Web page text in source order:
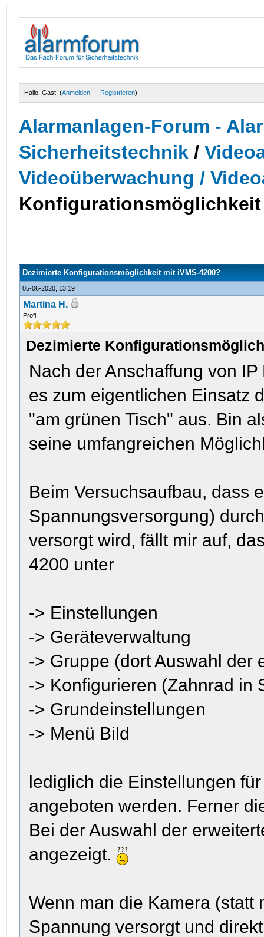
Hallo, Gast! (Anmelden — Registrieren)
Alarmanlagen-Forum -
Sicherheitstechnik /
Videoüberwachung /
Konfigurationsmöglichkeit
Dezimierte Konfigurationsmöglichkeit mit iVMS-4200?
05-06-2020, 13:19
Martina H.
Profi
Dezimierte
Nach der Anschaffung von
es zum eigentlichen Einsatz
"am grünen Tisch" aus. Bin
seine umfangreichen
Beim Versuchsaufbau, dass
Spannungsversorgung)
versorgt wird, fällt mir auf,
4200 unter
-> Einstellungen
-> Geräteverwaltung
-> Gruppe (dort Auswahl der
-> Konfigurieren (Zahnrad in
-> Grundeinstellungen
-> Menü Bild
lediglich die Einstellungen
angeboten werden. Ferner
Bei der Auswahl der
angezeigt.
Wenn man die Kamera (statt
Spannung versorgt und